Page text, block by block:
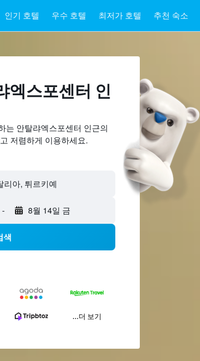
인기 호텔 우수 호텔 최저가 호텔 추천 숙소
엑스포센터 ​인
는 안탈랴엑스포센터 인근의
저렴하게 이용하세요.
리아, 튀르키예
- 8월 14일 금
색
...더 보기